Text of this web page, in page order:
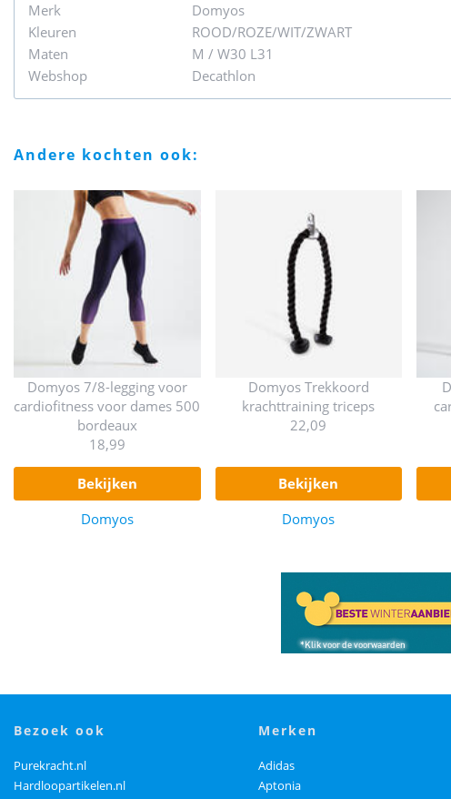
Merk
Domyos
Kleuren
ROOD/ROZE/WIT/ZWART
Maten
M / W30 L31
Webshop
Decathlon
andere kochten ook:
Domyos 7/8-legging voor
cardiofitness voor dames 500
bordeaux
18,99
bekijken
Domyos
Domyos Trekkoord
krachttraining triceps
22,09
bekijken
Domyos
bezoek ook
Purekracht.nl
Hardloopartikelen.nl
merken
Adidas
Aptonia